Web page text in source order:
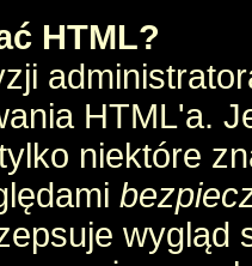
HTML?
HTML'a.
niektóre
wygląd